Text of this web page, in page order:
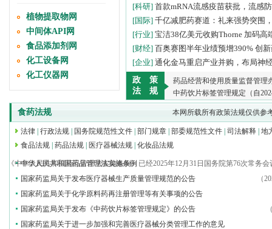
植物提取物网
中间体API网
食品添加剂网
化工设备网
化工仪器网
[科研] 首款mRNA流感疫苗获批，流感
[国际] 千亿减肥药赛道：礼来强势突围
[行业] 宝洁38亿美元收购Thorne 加码高
[财经] 百奥赛图半年业绩预增390% 创
[企业] 通化金马重启产业并购，布局神
政 策
法 规
药品经营和使用质量监督管理
中药饮片标签管理规定（自
本网所载所有政策法规仅供参
食药法规
法律 行政法规 国务院规范性文件 部门规章 部委规范性文件 司法解释 地
食品法规 药品法规 医疗器械法规 化妆品法规
《中华人民共和国药品管理法实施条例》已经2025年12月31日国务院第76次常务
中华人民共和国药品管理法实施条例
（
国家药监局关于发布医疗器械生产质量管理规范的公告
国家药监局关于化学原料药再注册管理等有关事项的公告
国家药监局关于发布《中药饮片标签管理规定》的公告
国家药监局关于进一步加强和完善医疗器械分类管理工作的意见